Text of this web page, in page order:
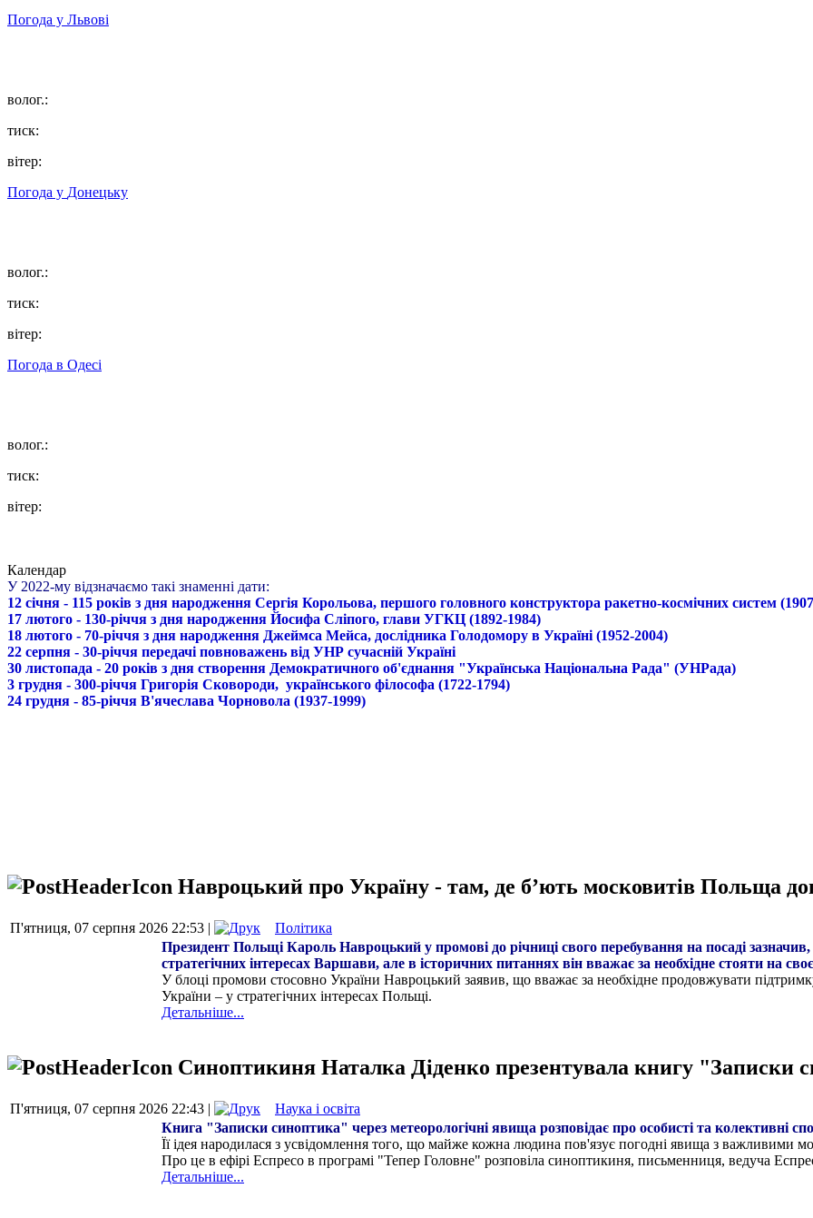
Погода у Львові
волог.:
тиск:
вітер:
Погода у Донецьку
волог.:
тиск:
вітер:
Погода в Одесі
волог.:
тиск:
вітер:
Календар
У 2022-му відзначаємо такі знаменні дати:
12 січня - 115 років з дня народження Сергія Корольова, першого головного конструктора ракетно-космічних систем
17 лютого - 130-річчя з дня народження Йосифа Сліпого, глави УГКЦ (1892-1984)
18 лютого - 70-річчя з дня народження Джеймса Мейса, дослідника Голодомору в Україні (1952-2004)
22 серпня - 30-річчя передачі повноважень від УНР сучасній Україні
30 листопада - 20 років з дня створення Демократичного об'єднання "Українська Національна Рада" (УНРада)
3 грудня - 300-річчя Григорія Сковороди, українського філософа (1722-1794)
24 грудня - 85-річчя В'ячеслава Чорновола (1937-1999)
Навроцький про Україну - там, де б’ють московитів Польща
П'ятниця, 07 серпня 2026 22:53 |
Політика
Президент Польщі Кароль Навроцький у промові до річниці свого перебування на посаді
стратегічних інтересах Варшави, але в історичних питаннях він вважає за необхідне стояти на
У блоці промови стосовно України Навроцький заявив, що вважає за необхідне продовжувати
України – у стратегічних інтересах Польщі.
Детальніше...
Синоптикиня Наталка Діденко презентувала книгу "Записки
П'ятниця, 07 серпня 2026 22:43 |
Наука і освіта
Книга "Записки синоптика" через метеорологічні явища розповідає про особисті та колективні
Її ідея народилася з усвідомлення того, що майже кожна людина пов'язує погодні явища з важливими
Про це в ефірі Еспресо в програмі "Тепер Головне" розповіла синоптикиня, письменниця, ведуча
Детальніше...